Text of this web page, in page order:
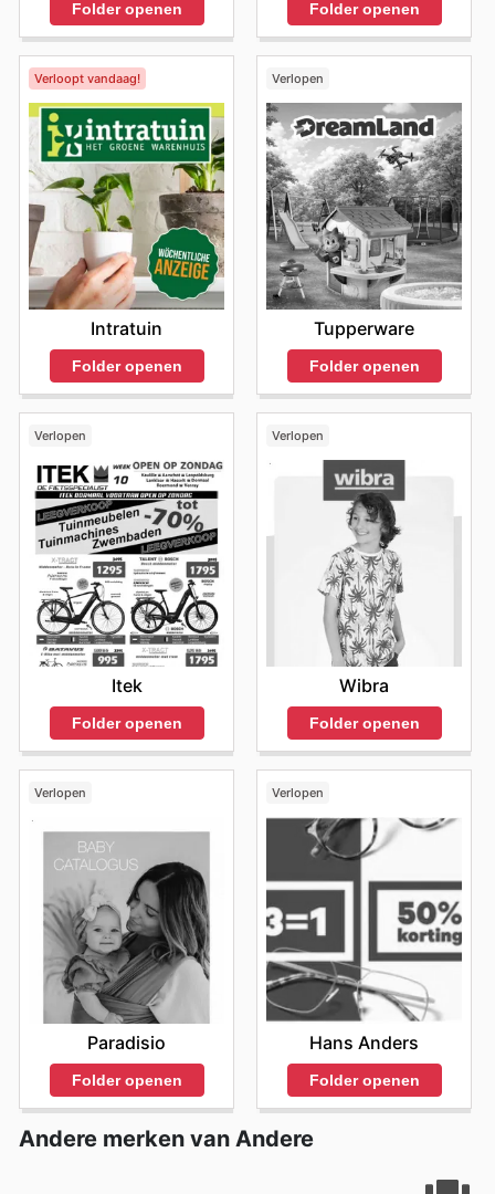
Folder openen Folder openen
Verloopt vandaag!
Intratuin
Folder openen
Verlopen
Tupperware
Folder openen
Verlopen
Itek
Folder openen
Verlopen
Wibra
Folder openen
Verlopen
Paradisio
Folder openen
Verlopen
Hans Anders
Folder openen
Andere merken van Andere